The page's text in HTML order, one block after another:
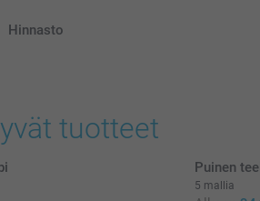
Hinnasto
tuotteet
Puinen
5 mallia